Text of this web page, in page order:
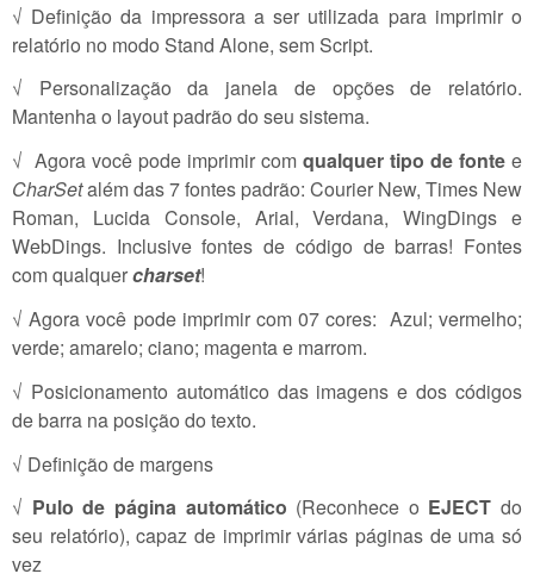
√ Definição da impressora a ser utilizada para imprimir o
relatório no modo Stand Alone, sem Script.
√ Personalização da janela de opções de relatório.
Mantenha o layout padrão do seu sistema.
√ Agora você pode imprimir com qualquer tipo de fonte e
CharSetalém das 7 fontes padrão: Courier New, Times New
Roman, Lucida Console, Arial, Verdana, WingDings e
WebDings. Inclusive fontes de código de barras! Fontes
com qualquercharset!
√ Agora você pode imprimir com 07 cores: Azul; vermelho;
verde; amarelo; ciano; magenta e marrom.
√ Posicionamento automático das imagens e dos códigos
de barra na posição do texto.
√ Definição de margens
√ Pulo de página automático (Reconhece o EJECT do
seu relatório), capaz de imprimir várias páginas de uma só
vez